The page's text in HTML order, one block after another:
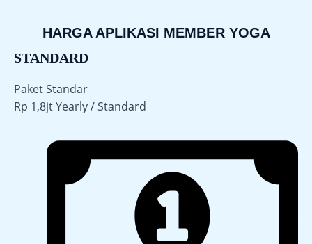
HARGA APLIKASI MEMBER YOGA
STANDARD
Paket Standar
Rp 1,8jtYearly / Standard